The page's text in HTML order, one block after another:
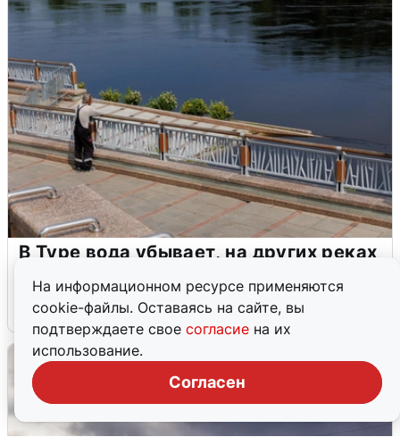
На информационном ресурсе применяются
cookie-файлы. Оставаясь на сайте, вы
подтверждаете свое согласие на их
использование.
Согласен
В Туре вода убывает, на других реках
4 августа 0